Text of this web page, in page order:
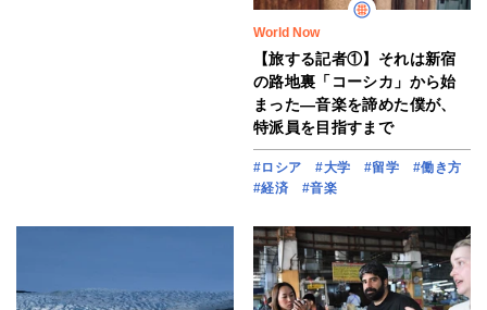
World Now
【旅する記者①】それは新宿
の路地裏「コーシカ」から始
まった―音楽を諦めた僕が、
特派員を目指すまで
#ロシア #大学 #留学
#働き方
#経済
#音楽